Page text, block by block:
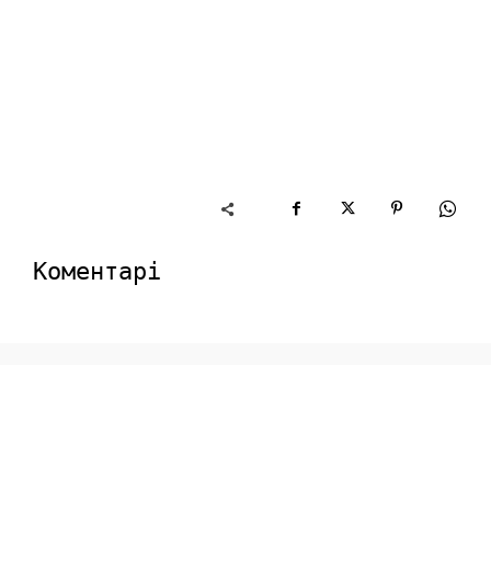
Коментарі